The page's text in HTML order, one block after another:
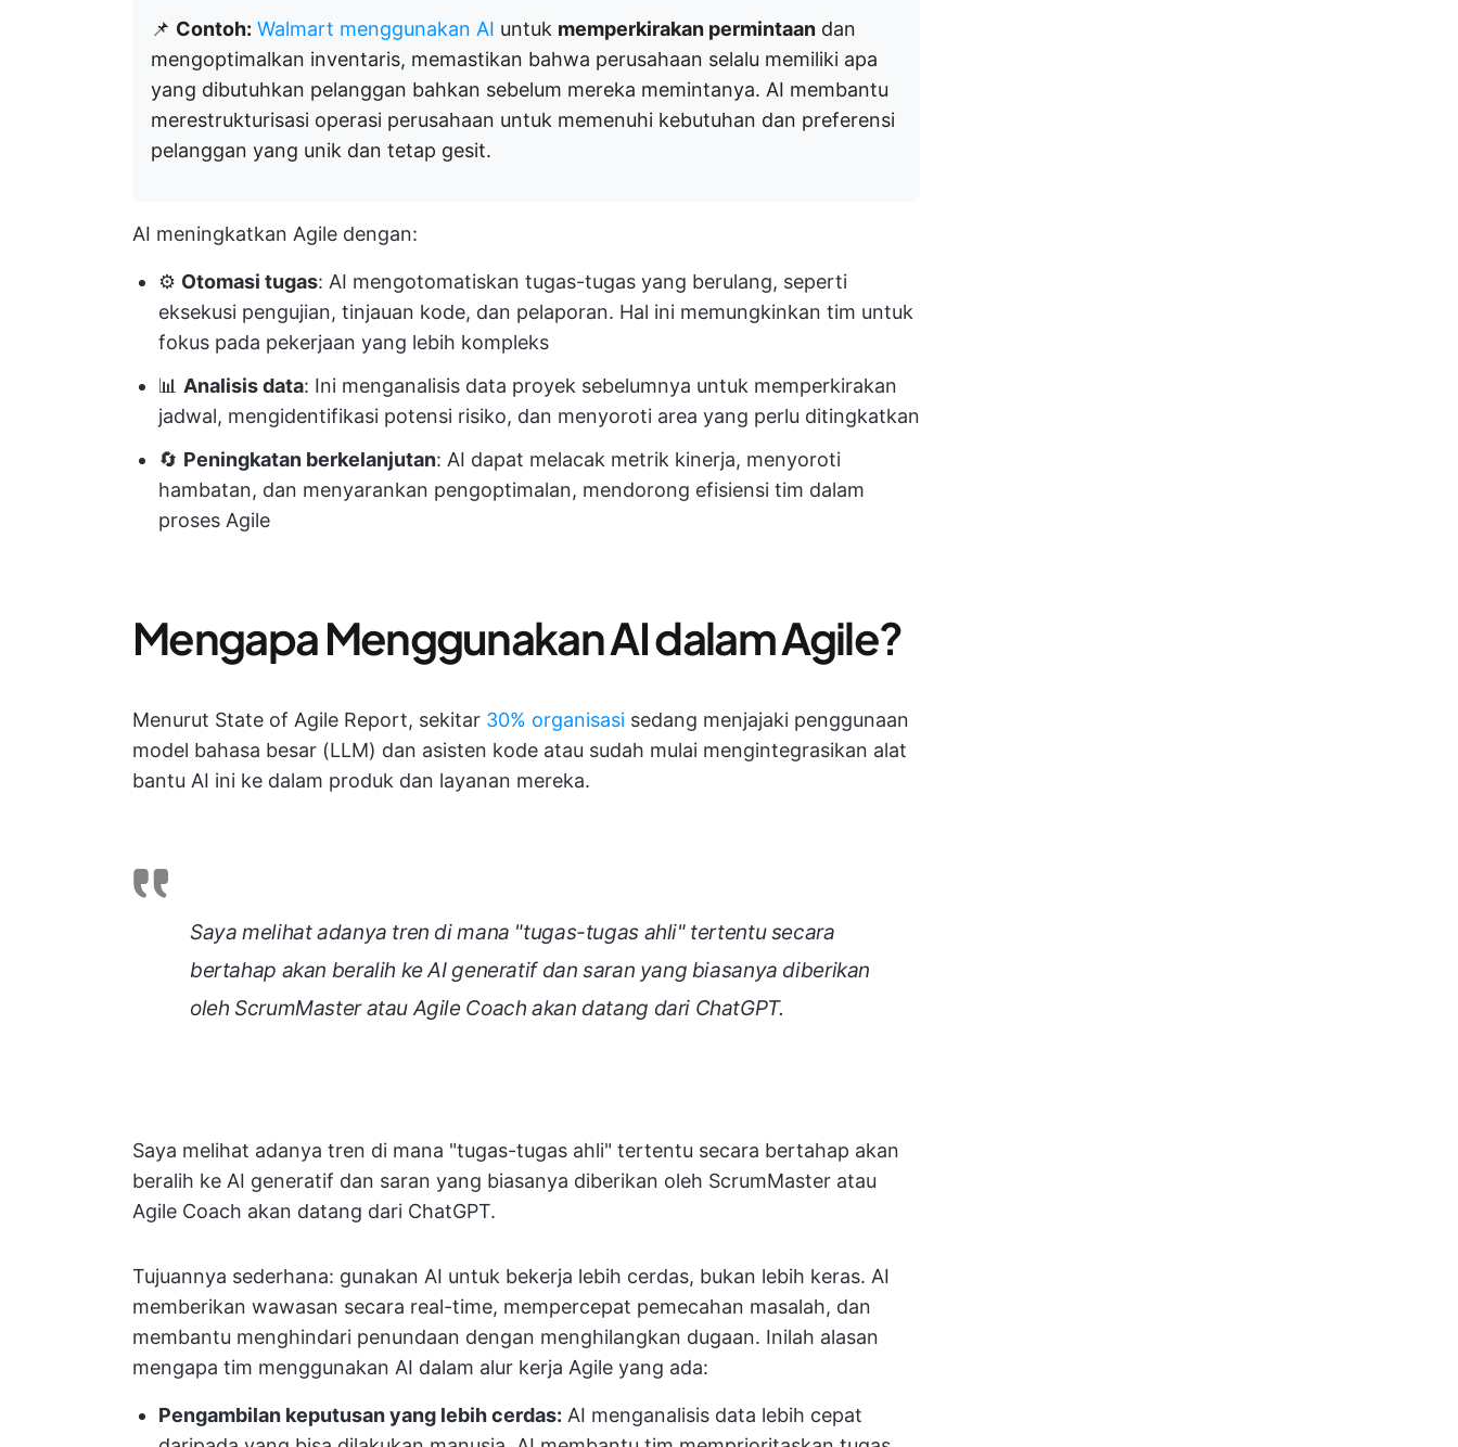
📌 Contoh: Walmart menggunakan AI untuk memperkirakan permintaan dan
mengoptimalkan inventaris, memastikan bahwa perusahaan selalu memiliki apa
yang dibutuhkan pelanggan bahkan sebelum mereka memintanya. AI membantu
merestrukturisasi operasi perusahaan untuk memenuhi kebutuhan dan preferensi
pelanggan yang unik dan tetap gesit.
AI meningkatkan Agile dengan:
⚙️ Otomasi tugas: AI mengotomatiskan tugas-tugas yang berulang, seperti
eksekusi pengujian, tinjauan kode, dan pelaporan. Hal ini memungkinkan tim untuk
fokus pada pekerjaan yang lebih kompleks
📊 Analisis data: Ini menganalisis data proyek sebelumnya untuk memperkirakan
jadwal, mengidentifikasi potensi risiko, dan menyoroti area yang perlu ditingkatkan
🔄 Peningkatan berkelanjutan: AI dapat melacak metrik kinerja, menyoroti
hambatan, dan menyarankan pengoptimalan, mendorong efisiensi tim dalam
proses Agile
Mengapa Menggunakan AI dalam Agile?
Menurut State of Agile Report, sekitar 30% organisasi sedang menjajaki penggunaan
model bahasa besar (LLM) dan asisten kode atau sudah mulai mengintegrasikan alat
bantu AI ini ke dalam produk dan layanan mereka.
Saya melihat adanya tren di mana "tugas-tugas ahli" tertentu secara
bertahap akan beralih ke AI generatif dan saran yang biasanya diberikan
oleh ScrumMaster atau Agile Coach akan datang dari ChatGPT.
Saya melihat adanya tren di mana "tugas-tugas ahli" tertentu secara bertahap akan
beralih ke AI generatif dan saran yang biasanya diberikan oleh ScrumMaster atau
Agile Coach akan datang dari ChatGPT.
Tujuannya sederhana: gunakan AI untuk bekerja lebih cerdas, bukan lebih keras. AI
memberikan wawasan secara real-time, mempercepat pemecahan masalah, dan
membantu menghindari penundaan dengan menghilangkan dugaan. Inilah alasan
mengapa tim menggunakan AI dalam alur kerja Agile yang ada:
Pengambilan keputusan yang lebih cerdas: AI menganalisis data lebih cepat